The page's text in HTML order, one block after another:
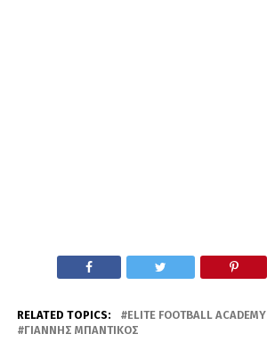
RELATED TOPICS:
ELITE FOOTBALL ACADEMY
ΓΙΆΝΝΗΣ ΜΠΑΝΤΊΚΟΣ